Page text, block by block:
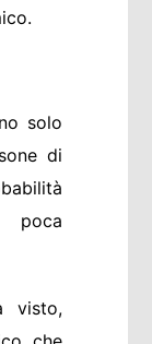
solo
di
visto,